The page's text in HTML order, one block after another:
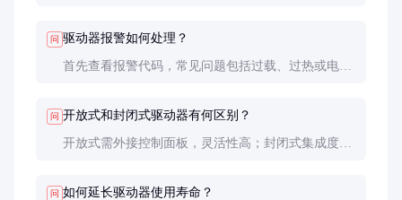
问 驱动器报警如何处理？
首先查看报警代码，常见问题包括过载、过热或电源
问 开放式和封闭式驱动器有何区别？
开放式需外接控制面板，灵活性高；封闭式集成度
问 如何延长驱动器使用寿命？